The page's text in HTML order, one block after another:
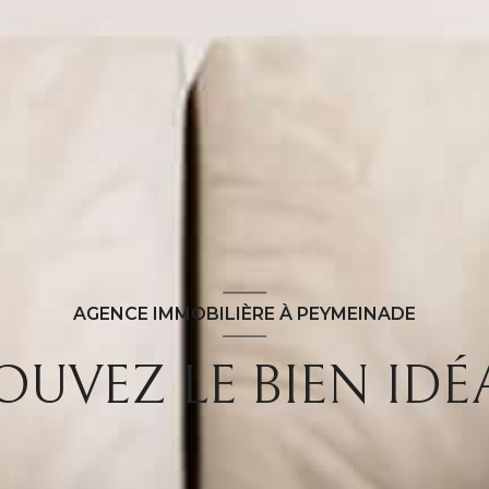
AGENCE IMMOBILIÈRE À PEYMEINADE
LE BIEN